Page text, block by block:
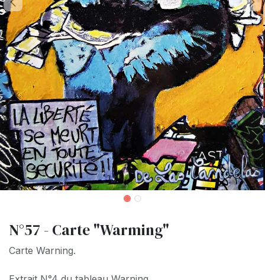
N°57 - Carte "Warming"
Carte Warning.